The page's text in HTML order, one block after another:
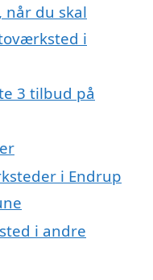
når du skal
i
3 tilbud på
i Endrup
i andre